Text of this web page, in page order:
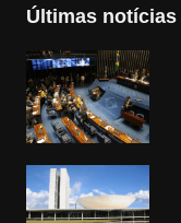
Últimas notícias